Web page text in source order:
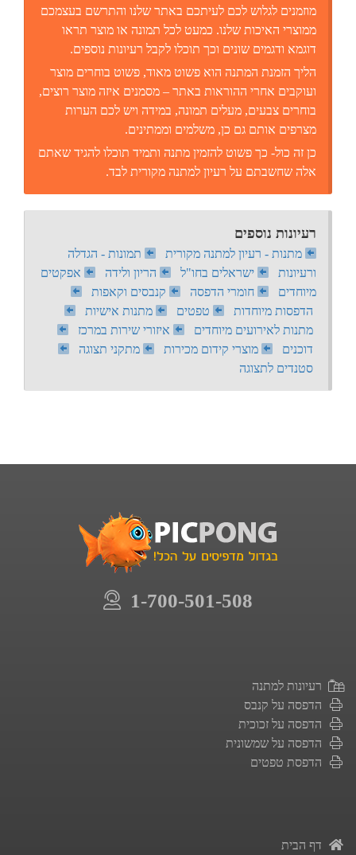
מוזמנים לגלוש לכם לעיתכם באתר שלנו והתרשם בעצמכם
ממוצרי האיכות שלנו. כמעט לכל תמונה או מוצר תראו
דוגמא ודגמים שונים וכך תוכלו לקבל רעיונות נוספים.
הליך הזמנת המתנה הוא פשוט מאוד, פשוט בוחרים מוצר
ועוקבים אחרי ההוראות באתר – מסמנים איזה מוצר רוצים,
בוחרים צבעים, מעלים תמונה, במידה ויש לכם הערות
מצרפים אותם גם כן, משלמים וממתינים.
כן זה כול- כך פשוט להזמין מתנה ותמיד תוכלו להגיד שאתם
אלה שחשבתם על רעיון למתנה מקורית לבד.
רעיונות נוספים
מתנות - רעיון למתנה מקורית
תמונות - הגדלה
ורעיונות
ישראלים בחו"ל הריון ולידה
אפקטים
מיוחדים
חומרי הדפסה
קנבסים וקאפות
הדפסות מיוחדות
טפטים
מתנות אישיות
מתנות לאירועים מיוחדים
איזורי שירות במרכז
דוכנים
מוצרי קידום מכירות
מתקני תצוגה
סטנדים לתצוגה
1-700-501-508
רעיונות למתנה
הדפסה על קנבס
הדפסה על זכוכית
הדפסה על שמשונית
הדפסת טפטים
דף הבית